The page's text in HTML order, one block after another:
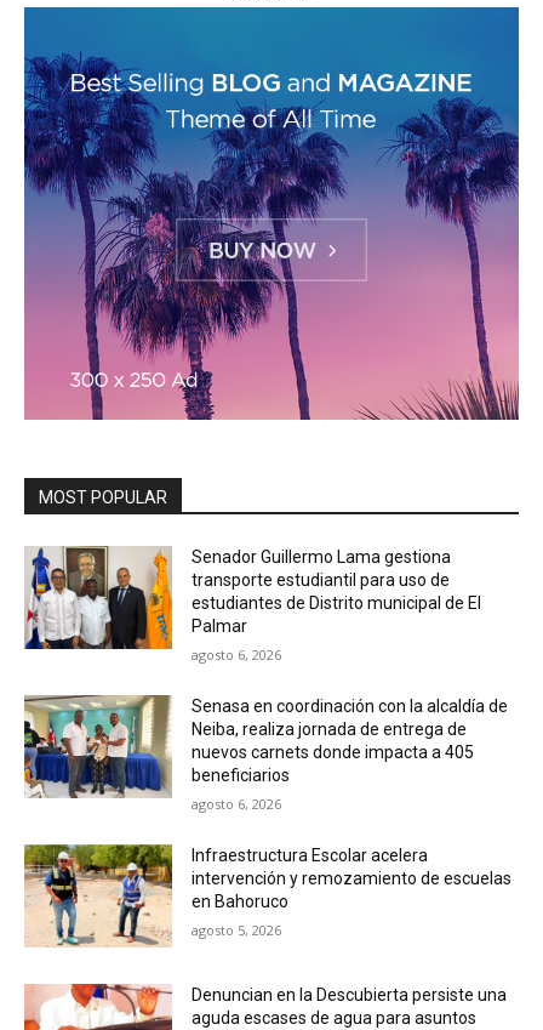
MOST POPULAR
Senador Guillermo Lama gestiona
transporte estudiantil para uso de
estudiantes de Distrito municipal de El
Palmar
agosto 6, 2026
Senasa en coordinación con la alcaldía de
Neiba, realiza jornada de entrega de
nuevos carnets donde impacta a 405
beneficiarios
agosto 6, 2026
Infraestructura Escolar acelera
intervención y remozamiento de escuelas
en Bahoruco
agosto 5, 2026
Denuncian en la Descubierta persiste una
aguda escases de agua para asuntos